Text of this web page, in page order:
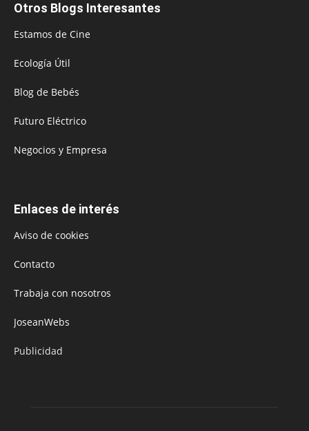
Otros Blogs Interesantes
Estamos de Cine
Ecología Útil
Blog de Bebés
Futuro Eléctrico
Negocios y Empresa
Enlaces de interés
Aviso de cookies
Contacto
Trabaja con nosotros
JoseanWebs
Publicidad